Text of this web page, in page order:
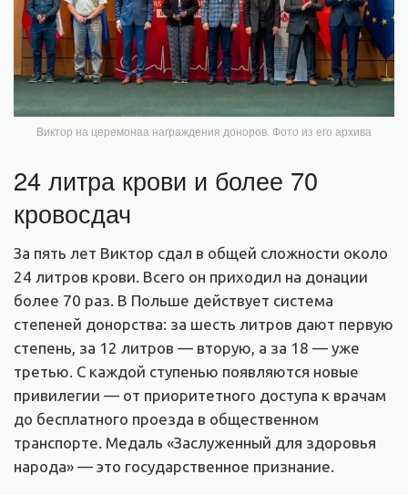
Виктор на церемонаа награждения доноров. Фото из его архива
24 литра крови и более 70
кровосдач
За пять лет Виктор сдал в общей сложности около
24 литров крови. Всего он приходил на донации
более 70 раз. В Польше действует система
степеней донорства: за шесть литров дают первую
степень, за 12 литров — вторую, а за 18 — уже
третью. С каждой ступенью появляются новые
привилегии — от приоритетного доступа к врачам
до бесплатного проезда в общественном
транспорте. Медаль «Заслуженный для здоровья
народа» — это государственное признание.